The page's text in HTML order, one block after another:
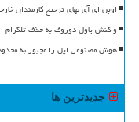
اوپن ای آی بهای ترجیح کارمندان
واکنش پاول دوروف به حذف تلگرام
هوش مصنوعی اپل را مجبور به
جدیدترین ها